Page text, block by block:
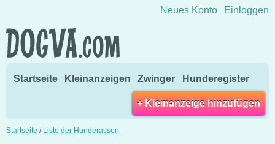
Direkt zum Inhalt wechseln
Neues Konto Einloggen
Startseite Kleinanzeigen Zwinger Hunderegister
+ Kleinanzeige hinzufügen
Startseite / Liste der Hunderassen